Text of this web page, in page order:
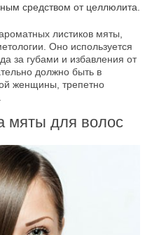
средством от целлюлита.
листиков мяты,
Оно используется
за губами и избавления от
должно быть в
женщины, трепетно
мяты для волос